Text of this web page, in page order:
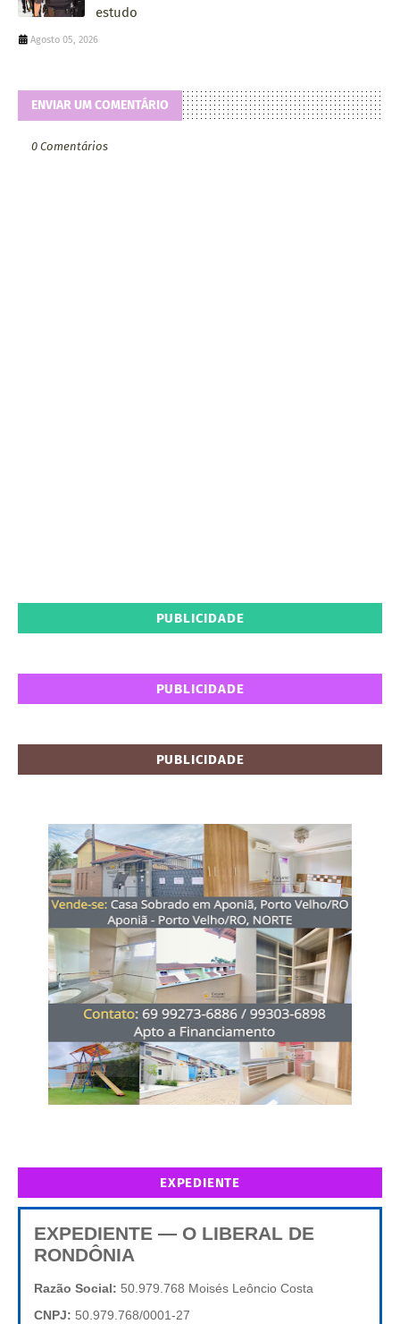
estudo
Agosto 05, 2026
ENVIAR UM COMENTÁRIO
0 Comentários
PUBLICIDADE
PUBLICIDADE
PUBLICIDADE
EXPEDIENTE
EXPEDIENTE — O LIBERAL DE
RONDÔNIA
Razão Social: 50.979.768 Moisés Leôncio Costa
CNPJ: 50.979.768/0001-27